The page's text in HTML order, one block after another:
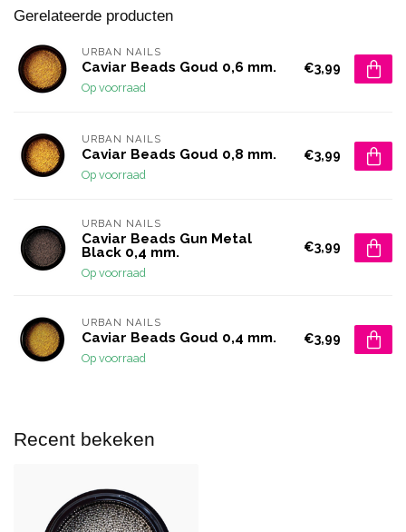
Gerelateerde producten
URBAN NAILS
Caviar Beads Goud 0,6 mm.
Op voorraad
€3,99
URBAN NAILS
Caviar Beads Goud 0,8 mm.
Op voorraad
€3,99
URBAN NAILS
Caviar Beads Gun Metal
Black 0,4 mm.
Op voorraad
€3,99
URBAN NAILS
Caviar Beads Goud 0,4 mm.
Op voorraad
€3,99
Recent bekeken